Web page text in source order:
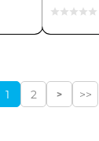
1 2 > >>